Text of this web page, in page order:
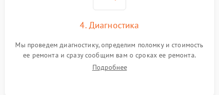
4. Диагностика
Мы проведем диагностику, определим поломку и стоимость
ее ремонта и сразу сообщим вам о сроках ее ремонта.
Подробнее